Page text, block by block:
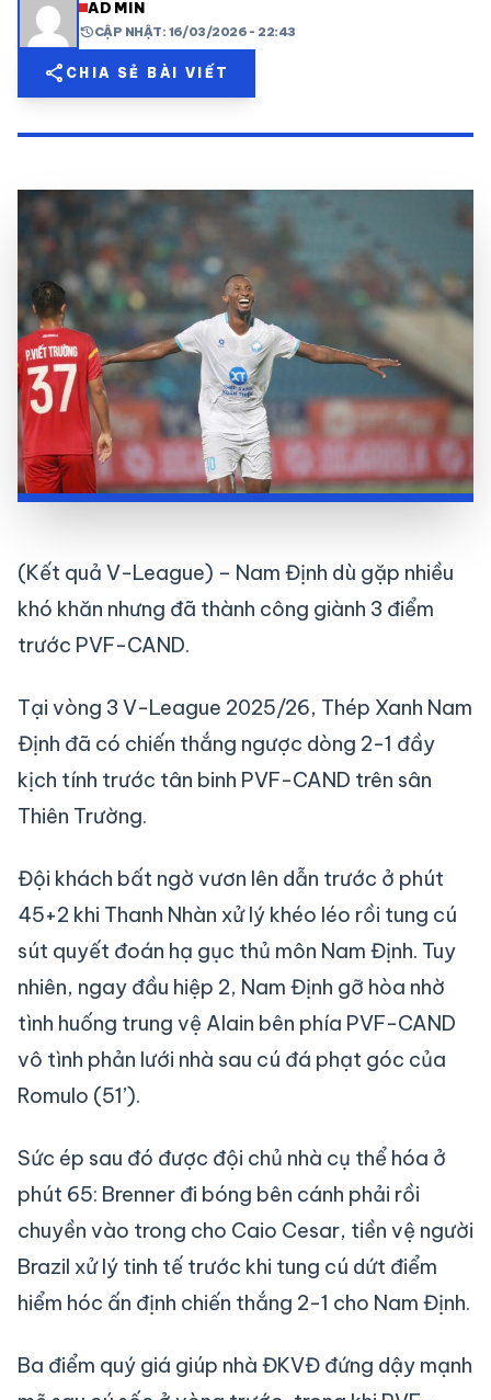
share mail
ADMIN
historyCẬP NHẬT: 16/03/2026 - 22:43
share CHIA SẺ BÀI VIẾT
(Kết quả V-League) – Nam Định dù gặp nhiều
khó khăn nhưng đã thành công giành 3 điểm
trước PVF-CAND.
Tại vòng 3 V-League 2025/26, Thép Xanh Nam
Định đã có chiến thắng ngược dòng 2-1 đầy
kịch tính trước tân binh PVF-CAND trên sân
Thiên Trường.
Đội khách bất ngờ vươn lên dẫn trước ở phút
45+2 khi Thanh Nhàn xử lý khéo léo rồi tung cú
sút quyết đoán hạ gục thủ môn Nam Định. Tuy
nhiên, ngay đầu hiệp 2, Nam Định gỡ hòa nhờ
tình huống trung vệ Alain bên phía PVF-CAND
vô tình phản lưới nhà sau cú đá phạt góc của
Romulo (51’).
Sức ép sau đó được đội chủ nhà cụ thể hóa ở
phút 65: Brenner đi bóng bên cánh phải rồi
chuyền vào trong cho Caio Cesar, tiền vệ người
Brazil xử lý tinh tế trước khi tung cú dứt điểm
hiểm hóc ấn định chiến thắng 2-1 cho Nam Định.
Ba điểm quý giá giúp nhà ĐKVĐ đứng dậy mạnh